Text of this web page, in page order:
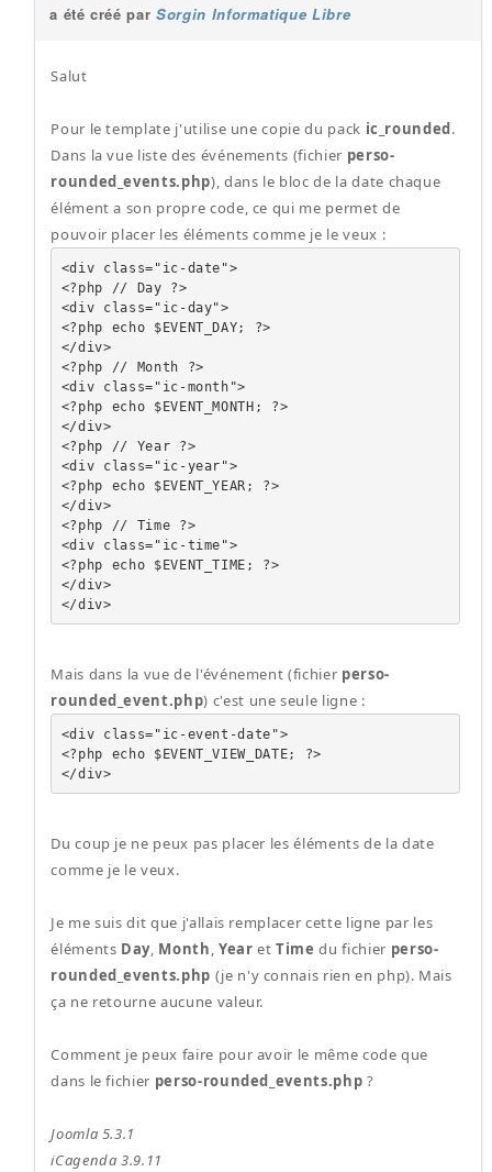
a été créé parSorgin Informatique Libre
Salut
Pour le template j'utilise une copie du pack ic_rounded.
Dans la vue liste des événements (fichier perso-
rounded_events.php), dans le bloc de la date chaque
élément a son propre code, ce qui me permet de
pouvoir placer les éléments comme je le veux :
<div class="ic-date">
<?php // Day ?>
<div class="ic-day">
<?php echo $EVENT_DAY; ?>
</div>
<?php // Month ?>
<div class="ic-month">
<?php echo $EVENT_MONTH; ?>
</div>
<?php // Year ?>
<div class="ic-year">
<?php echo $EVENT_YEAR; ?>
</div>
<?php // Time ?>
<div class="ic-time">
<?php echo $EVENT_TIME; ?>
</div>
</div>
Mais dans la vue de l'événement (fichier perso-
rounded_event.php) c'est une seule ligne :
<div class="ic-event-date">
<?php echo $EVENT_VIEW_DATE; ?>
</div>
Du coup je ne peux pas placer les éléments de la date
comme je le veux.
Je me suis dit que j'allais remplacer cette ligne par les
éléments Day, Month, YearetTimedu fichier perso-
rounded_events.php (je n'y connais rien en php). Mais
ça ne retourne aucune valeur.
Comment je peux faire pour avoir le même code que
dans le fichier perso-rounded_events.php ?
Joomla 5.3.1
iCagenda 3.9.11